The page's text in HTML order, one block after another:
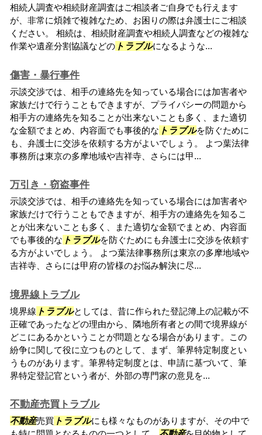
相続人調査や相続財産調査はご相談者ご自身でも行えます
が、非常に煩雑で複雑なため、お困りの際は弁護士にご相談
ください。 相続は、相続財産調査や相続人調査などの複雑な
作業や遺産分割協議などの トラブルになるような...
傷害・暴行事件
示談交渉では、相手の連絡先を知っている場合には加害者や
家族だけで行うこともできますが、プライバシーの問題から
相手方の連絡先を知ることが出来ないことも多く、また適切
な金額でまとめ、内容面でも事後的な トラブルを防ぐために
も、弁護士に交渉を依頼する方がよいでしょう。 よつ葉法律
事務所は東京の多摩地域や吉祥寺、さらには甲...
万引き・窃盗事件
示談交渉では、相手の連絡先を知っている場合には加害者や
家族だけで行うこともできますが、相手方の連絡先を知るこ
とが出来ないことも多く、また適切な金額でまとめ、内容面
でも事後的な トラブルを防ぐためにも弁護士に交渉を依頼す
る方がよいでしょう。 よつ葉法律事務所は東京の多摩地域や
吉祥寺、さらには甲府の皆様のお悩み解決に尽...
境界線トラブル
境界線 トラブルとしては、昔に作られた登記簿上の記載が不
正確であったなどの理由から、隣地所有者との間で境界線が
どこにあるかということが問題となる場合があります。この
紛争に関して役に立つものとして、まず、筆界特定制度とい
うものがあります。筆界特定制度とは、申請に基づいて、筆
界特定登記官という者が、外部の専門家の意見を...
不動産売買トラブル
不動産売買 トラブルにも様々なものがありますが、その中で